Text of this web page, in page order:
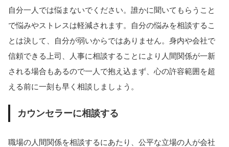
自分一人では悩まないでください。誰かに聞いてもらうこと
で悩みやストレスは軽減されます。自分の悩みを相談するこ
とは決して、自分が弱いからではありません。身内や会社で
信頼できる上司、人事に相談することにより人間関係が一新
される場合もあるので一人で抱え込まず、心の許容範囲を超
える前に一刻も早く相談しましょう。
カウンセラーに相談する
職場の人間関係を相談するにあたり、公平な立場の人が会社